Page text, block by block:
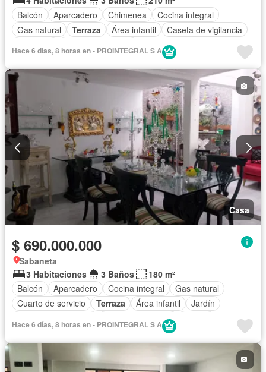
Balcón
Aparcadero Chimenea
Cocina integral
Gas natural
Terraza Área infantil
Caseta de vigilancia
Hace 6 días, 8 horas en - PROINTEGRAL S A
Casa
$ 690.000.000
Sabaneta
3 Habitaciones
3 Baños
180 m²
Balcón
Aparcadero Cocina integral
Gas natural
Cuarto de servicio
Terraza Área infantil
Jardín
Seguridad privada
Hace 6 días, 8 horas en - PROINTEGRAL S A